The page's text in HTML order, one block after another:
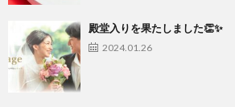
殿堂入りを果たしました👏✨
2024.01.26